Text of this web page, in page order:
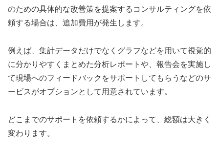
のための具体的な改善策を提案するコンサルティングを依
頼する場合は、追加費用が発生します。
例えば、集計データだけでなくグラフなどを用いて視覚的
に分かりやすくまとめた分析レポートや、報告会を実施し
て現場へのフィードバックをサポートしてもらうなどのサ
ービスがオプションとして用意されています。
どこまでのサポートを依頼するかによって、総額は大きく
変わります。